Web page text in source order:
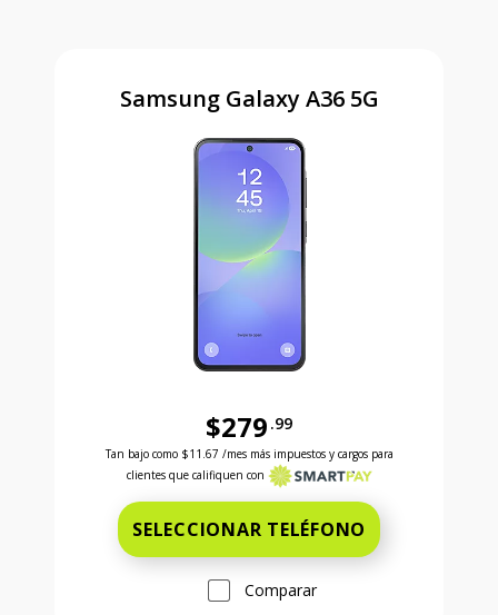
Samsung Galaxy A36 5G
$279 .99
Antes el precio era 279 dollars and 99 cents
Tan bajo como $11.67 /mes más impuestos y cargos para
clientes que califiquen con
SELECCIONAR TELÉFONO
Comparar